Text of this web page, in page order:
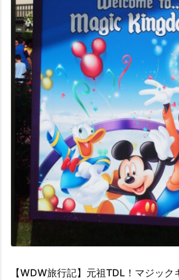
【WDW旅行記】元祖TDL！マジッ